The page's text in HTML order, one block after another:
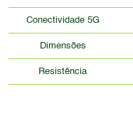
Conectividade 5G
Dimensões
Resistência